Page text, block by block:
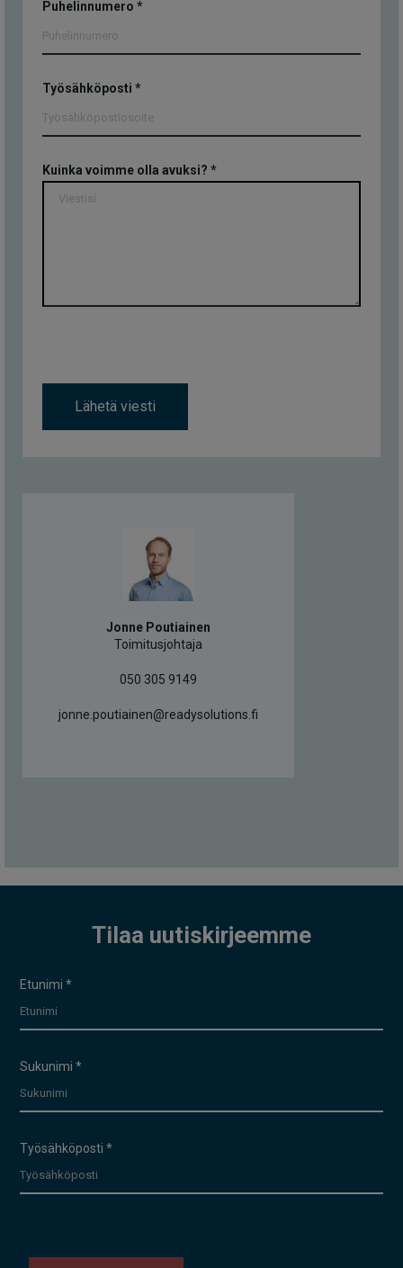
Puhelinnumero *
Työsähköposti *
Kuinka voimme olla avuksi? *
Lähetä viesti
Jonne Poutiainen
Toimitusjohtaja
050 305 9149
jonne.poutiainen@readysolutions.fi
Tilaa uutiskirjeemme
Etunimi *
Sukunimi *
Työsähköposti *